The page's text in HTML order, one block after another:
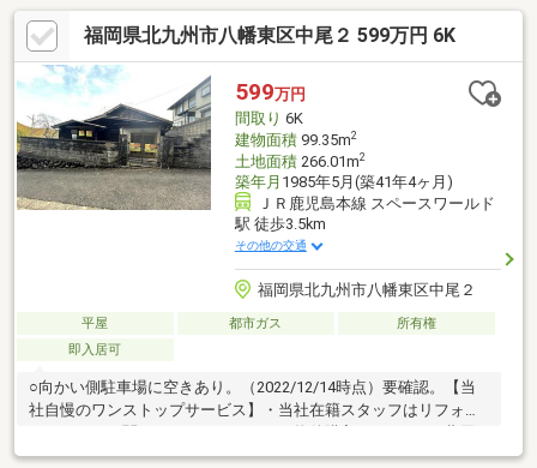
せ下さい！●当社は、ファイナンシャルプランナーによる【住宅
購入相談】を無料で個別に行っております！！【お気軽にご相談
下さい♪】駐車２台可、即引渡可、省エネ給湯器、システムキッチ
ン、浴室乾燥機、陽当り良好、全居室収納、和室、シャワー付洗
面化粧台、トイレ２ヶ所、浴室１坪以上、２階建、複層ガラス、
高速ネット対応、温水洗浄便座、ロフト
福岡県北九州市八幡東区中尾２ 599万円 6K
599万円
間取り 6K
建物面積99.35m2
土地面積266.01m2
築年月 1985年5月(築41年4ヶ月)
ＪＲ鹿児島本線 スペースワールド
駅 徒歩3.5km
その他の交通
福岡県北九州市八幡東区中尾２
平屋 都市ガス
所有権
即入居可
○向かい側駐車場に空きあり。（2022/12/14時点）要確認。【当
社自慢のワンストップサービス】・当社在籍スタッフはリフォー
もまとめてお見積り♪・住み替え先を探しながら、ご自宅の売却が